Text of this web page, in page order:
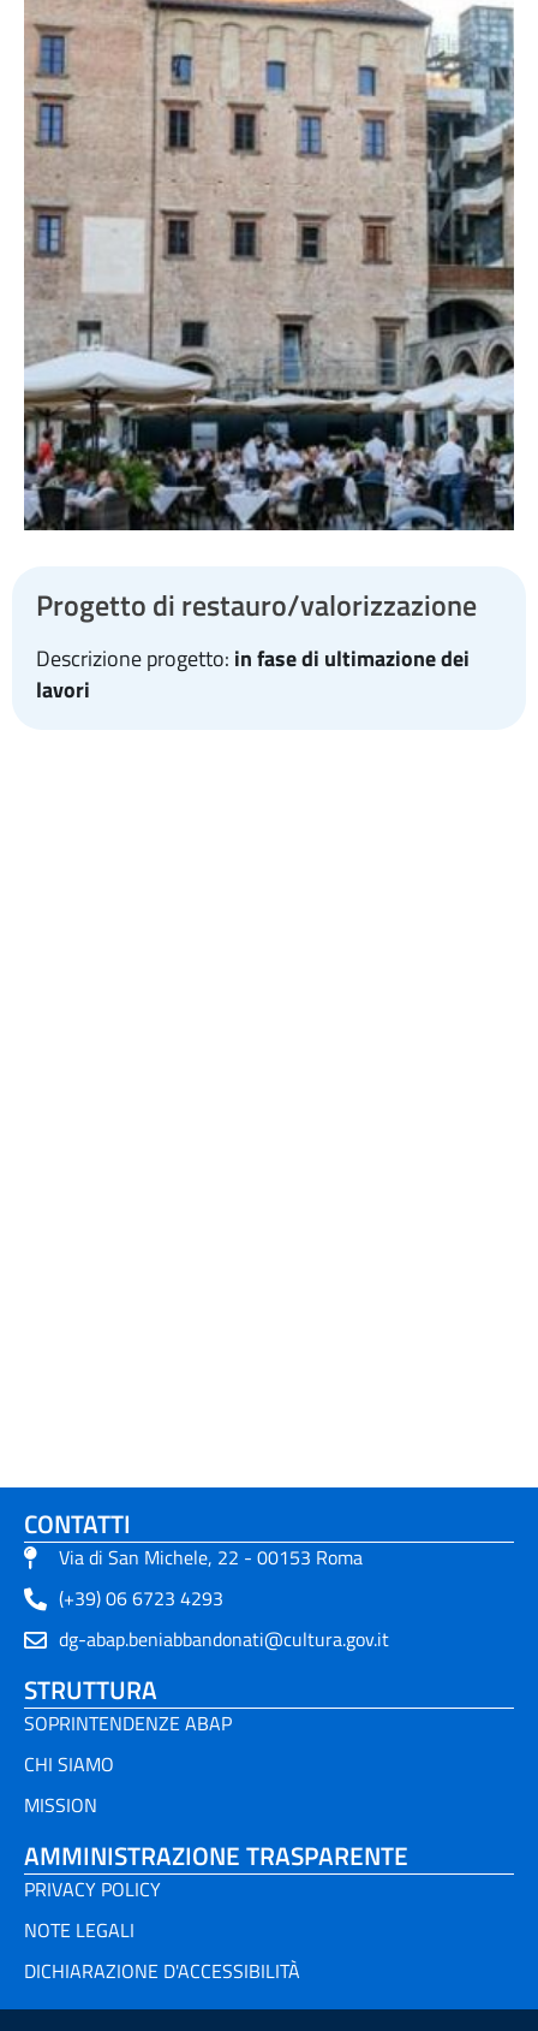
Progetto di restauro/valorizzazione
Descrizione progetto: in fase di ultimazione dei
lavori
CONTATTI
Via di San Michele, 22 - 00153 Roma
(+39) 06 6723 4293
dg-abap.beniabbandonati@cultura.gov.it
STRUTTURA
SOPRINTENDENZE ABAP
CHI SIAMO
MISSION
AMMINISTRAZIONE TRASPARENTE
PRIVACY POLICY
NOTE LEGALI
DICHIARAZIONE D'ACCESSIBILITÀ